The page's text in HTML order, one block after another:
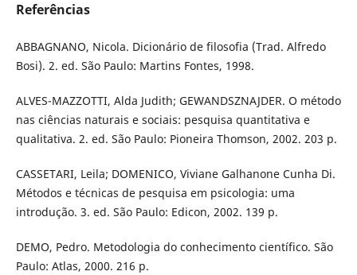
Referências
ABBAGNANO, Nicola. Dicionário de filosofia (Trad. Alfredo
Bosi). 2. ed. São Paulo: Martins Fontes, 1998.
ALVES-MAZZOTTI, Alda Judith; GEWANDSZNAJDER. O método
nas ciências naturais e sociais: pesquisa quantitativa e
qualitativa. 2. ed. São Paulo: Pioneira Thomson, 2002. 203 p.
CASSETARI, Leila; DOMENICO, Viviane Galhanone Cunha Di.
Métodos e técnicas de pesquisa em psicologia: uma
introdução. 3. ed. São Paulo: Edicon, 2002. 139 p.
DEMO, Pedro. Metodologia do conhecimento científico. São
Paulo: Atlas, 2000. 216 p.